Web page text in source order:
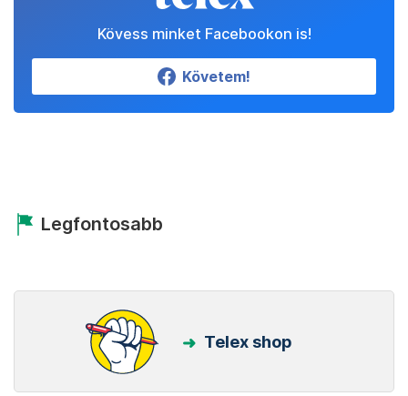
Kövess minket Facebookon is!
Követem!
Legfontosabb
Telex shop